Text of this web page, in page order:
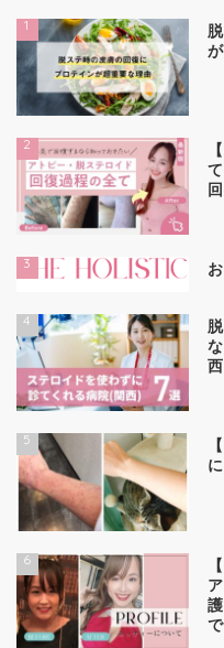
1
2
3
4
西
5
6